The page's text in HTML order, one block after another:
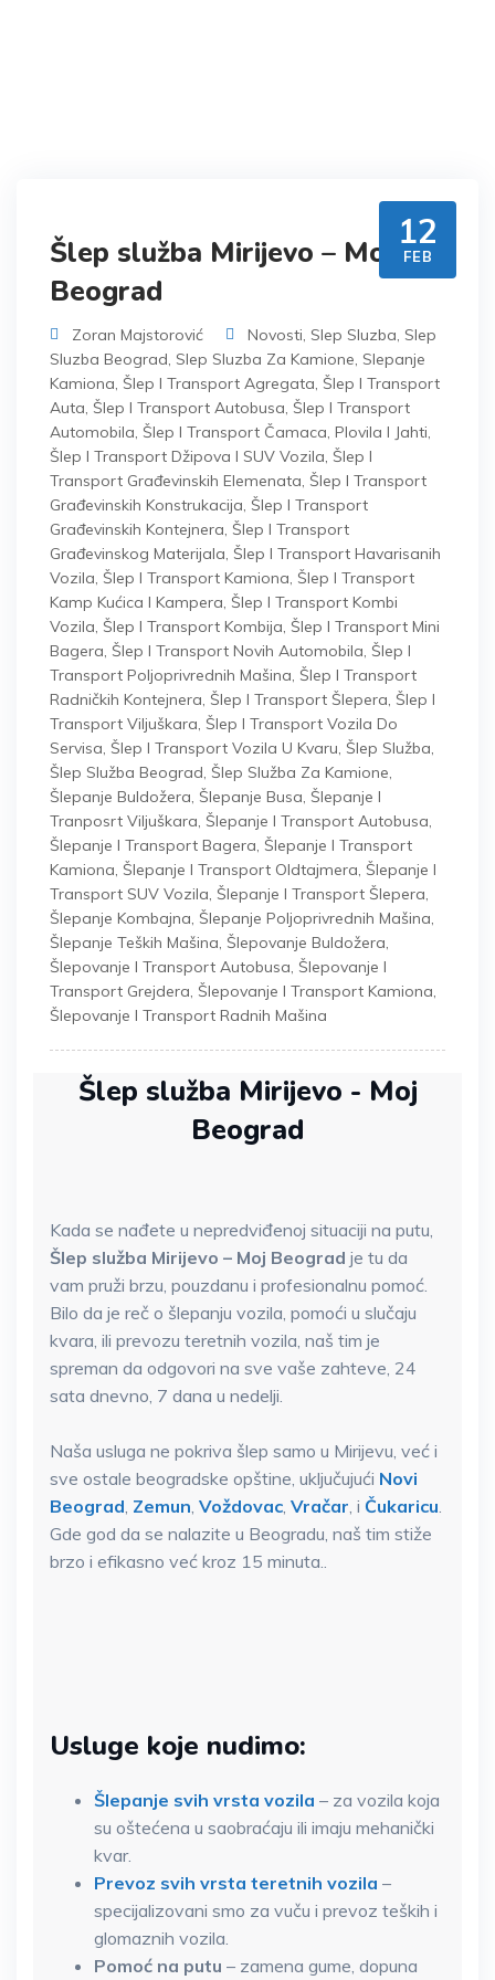
12
FEB
Šlep služba Mirijevo – Moj
Beograd
Zoran Majstorović Novosti, Slep Sluzba, Slep
Sluzba Beograd, Slep Sluzba Za Kamione, Slepanje
Kamiona, Šlep I Transport Agregata, Šlep I Transport
Auta, Šlep I Transport Autobusa, Šlep I Transport
Automobila, Šlep I Transport Čamaca, Plovila I Jahti,
Šlep I Transport Džipova I SUV Vozila, Šlep I
Transport Građevinskih Elemenata, Šlep I Transport
Građevinskih Konstrukacija, Šlep I Transport
Građevinskih Kontejnera, Šlep I Transport
Građevinskog Materijala, Šlep I Transport Havarisanih
Vozila, Šlep I Transport Kamiona, Šlep I Transport
Kamp Kućica I Kampera, Šlep I Transport Kombi
Vozila, Šlep I Transport Kombija, Šlep I Transport Mini
Bagera, Šlep I Transport Novih Automobila, Šlep I
Transport Poljoprivrednih Mašina, Šlep I Transport
Radničkih Kontejnera, Šlep I Transport Šlepera, Šlep I
Transport Viljuškara, Šlep I Transport Vozila Do
Servisa, Šlep I Transport Vozila U Kvaru, Šlep Služba,
Šlep Služba Beograd, Šlep Služba Za Kamione,
Šlepanje Buldožera, Šlepanje Busa, Šlepanje I
Tranposrt Viljuškara, Šlepanje I Transport Autobusa,
Šlepanje I Transport Bagera, Šlepanje I Transport
Kamiona, Šlepanje I Transport Oldtajmera, Šlepanje I
Transport SUV Vozila, Šlepanje I Transport Šlepera,
Šlepanje Kombajna, Šlepanje Poljoprivrednih Mašina,
Šlepanje Teških Mašina, Šlepovanje Buldožera,
Šlepovanje I Transport Autobusa, Šlepovanje I
Transport Grejdera, Šlepovanje I Transport Kamiona,
Šlepovanje I Transport Radnih Mašina
Šlep služba Mirijevo - Moj
Beograd
Kada se nađete u nepredviđenoj situaciji na putu,
Šlep služba Mirijevo – Moj Beograd je tu da
vam pruži brzu, pouzdanu i profesionalnu pomoć.
Bilo da je reč o šlepanju vozila, pomoći u slučaju
kvara, ili prevozu teretnih vozila, naš tim je
spreman da odgovori na sve vaše zahteve, 24
sata dnevno, 7 dana u nedelji.
Naša usluga ne pokriva šlep samo u Mirijevu, već i
sve ostale beogradske opštine, uključujući Novi
Beograd, Zemun, Voždovac, Vračar, i Čukaricu.
Gde god da se nalazite u Beogradu, naš tim stiže
brzo i efikasno već kroz 15 minuta..
Usluge koje nudimo:
Šlepanje svih vrsta vozila – za vozila koja
su oštećena u saobraćaju ili imaju mehanički
kvar.
Prevoz svih vrsta teretnih vozila –
specijalizovani smo za vuču i prevoz teških i
glomaznih vozila.
Pomoć na putu – zamena gume, dopuna